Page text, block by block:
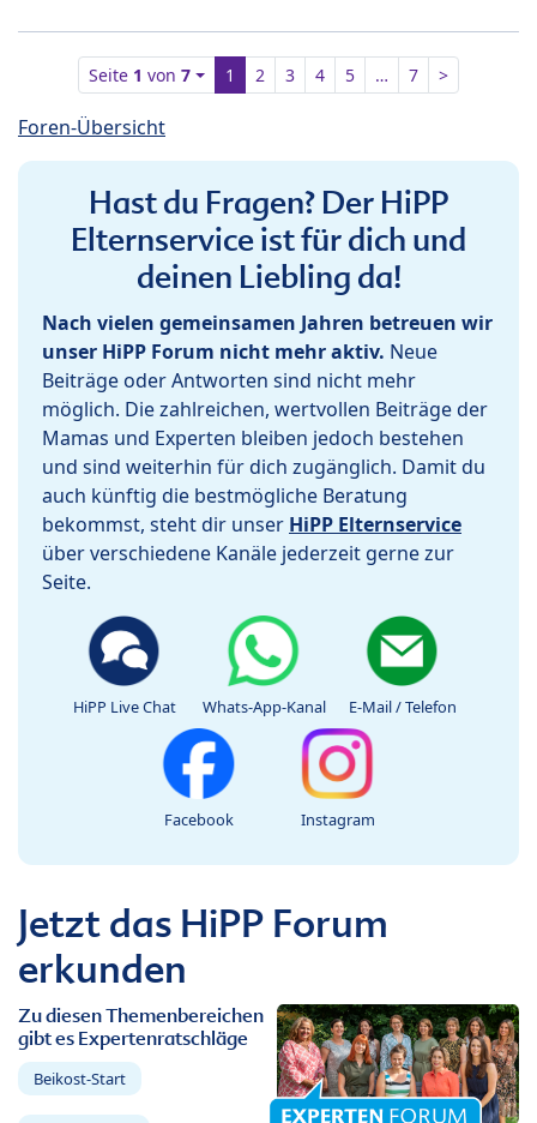
Seite 1 von7 1 2 3 4 5 … 7 >
Foren-Übersicht
Hast du Fragen? Der HiPP
Elternservice ist für dich und
deinen Liebling da!
Nach vielen gemeinsamen Jahren betreuen wir
unser HiPP Forum nicht mehr aktiv. Neue
Beiträge oder Antworten sind nicht mehr
möglich. Die zahlreichen, wertvollen Beiträge der
Mamas und Experten bleiben jedoch bestehen
und sind weiterhin für dich zugänglich. Damit du
auch künftig die bestmögliche Beratung
bekommst, steht dir unser HiPP Elternservice
über verschiedene Kanäle jederzeit gerne zur
Seite.
HiPP Live Chat Whats-App-Kanal E-Mail / Telefon
Facebook Instagram
Jetzt das HiPP Forum
erkunden
Zu diesen Themenbereichen
gibt es Expertenratschläge
Beikost-Start